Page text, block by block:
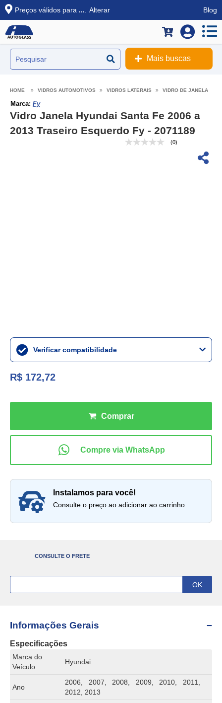
Preços válidos para ... Alterar Blog
Mais buscas
VIDROS AUTOMOTIVOS VIDROS LATERAIS VIDRO DE JANELA
Marca: Fy
Vidro Janela Hyundai Santa Fe 2006 a
2013 Traseiro Esquerdo Fy - 2071189
(0)
Verificar compatibilidade
R$ 172,72
instalamos para você!
Consulte o preço ao adicionar ao carrinho
CONSULTE O FRETE
Informações Gerais
Especificações
Marca do
Veículo
Hyundai
Ano
2006, 2007, 2008, 2009, 2010, 2011,
2012, 2013